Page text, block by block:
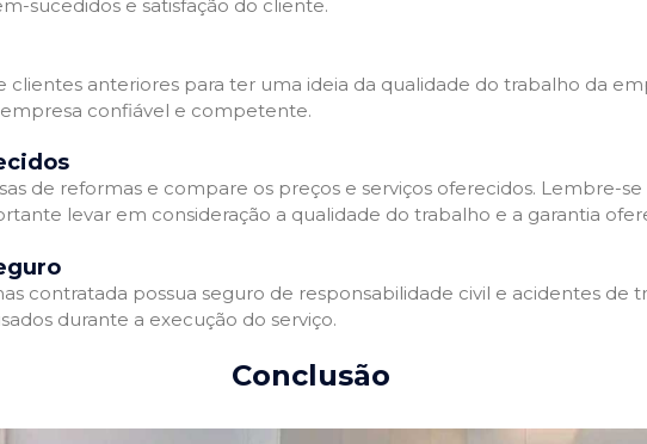
sucedidos e satisfação do cliente.
clientes anteriores para ter uma ideia da qualidade do trabalho da
confiável e competente.
de reformas e compare os preços e serviços oferecidos. Lembre-
levar em consideração a qualidade do trabalho e a garantia
contratada possua seguro de responsabilidade civil e acidentes de
durante a execução do serviço.
Conclusão